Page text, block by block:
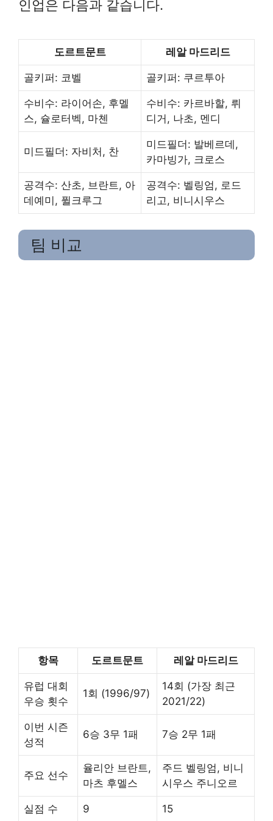
인업은 다음과 같습니다.
도르트문트 레알 마드리드
골키퍼: 코벨 골키퍼: 쿠르투아
수비수: 라이어손, 후멜
스, 슐로터벡, 마첸
수비수: 카르바할, 뤼
디거, 나초, 멘디
미드필더: 자비처, 찬
미드필더: 발베르데,
카마빙가, 크로스
공격수: 산초, 브란트, 아
데예미, 퓔크루그
공격수: 벨링엄, 로드
리고, 비니시우스
팀 비교
항목 도르트문트 레알 마드리드
유럽 대회
우승 횟수
1회 (1996/97)
14회 (가장 최근
2021/22)
이번 시즌
성적
6승 3무 1패 7승 2무 1패
주요 선수
율리안 브란트,
마츠 후멜스
주드 벨링엄, 비니
시우스 주니오르
실점 수 9 15